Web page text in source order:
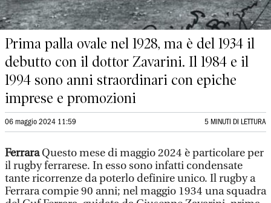
Prima palla ovale nel 1928, ma è del 1934 il
debutto con il dottor Zavarini. Il 1984 e il
1994 sono anni straordinari con epiche
imprese e promozioni
06 maggio 2024 11:59 5 MINUTI DI LETTURA
FerraraQuesto mese di maggio 2024 è particolare per
il rugby ferrarese. In esso sono infatti condensate
tante ricorrenze da poterlo definire unico. Il rugby a
Ferrara compie 90 anni; nel maggio 1934 una squadra